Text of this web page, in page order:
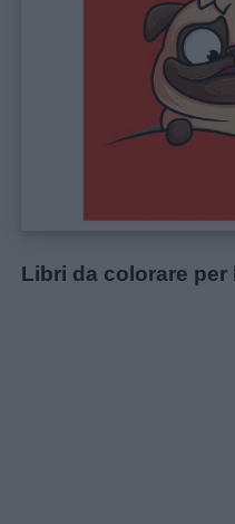
Libri da colorare per